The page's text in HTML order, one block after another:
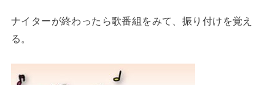
ナイターが終わったら歌番組をみて、振り付けを覚え
る。